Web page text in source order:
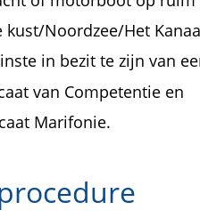
kust/Noordzee/Het
in bezit te zijn van
van Competentie en
Marifonie.